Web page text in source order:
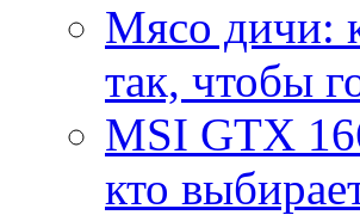
Мясо дичи:
так, чтобы
MSI GTX
кто